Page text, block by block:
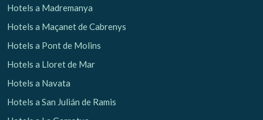
Hotels a Madremanya
Hotels a Maçanet de Cabrenys
Hotels a Pont de Molins
Hotels a Lloret de Mar
Hotels a Navata
Hotels a San Julián de Ramis